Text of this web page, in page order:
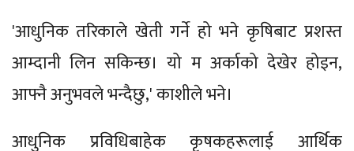
'आधुनिक तरिकाले खेती गर्ने हो भने कृषिबाट प्रशस्त
आम्दानी लिन सकिन्छ। यो म अर्काको देखेर होइन,
आफ्नै अनुभवले भन्दैछु,' काशीले भने।
आधुनिक प्रविधिबाहेक कृषकहरूलाई आर्थिक